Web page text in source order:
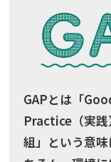
GAPとは「
Practice（実践
組」という意